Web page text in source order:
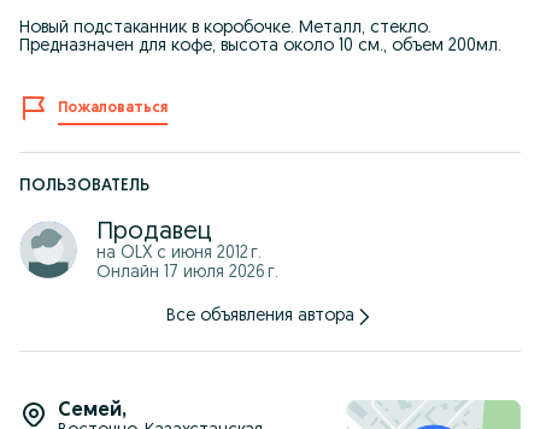
Новый подстаканник в коробочке. Металл, стекло.
Предназначен для кофе, высота около 10 см., объем 200мл.
Пожаловаться
ПОЛЬЗОВАТЕЛЬ
Продавец
на OLX с июня 2012 г.
Онлайн 17 июля 2026 г.
Все объявления автора
Семей,